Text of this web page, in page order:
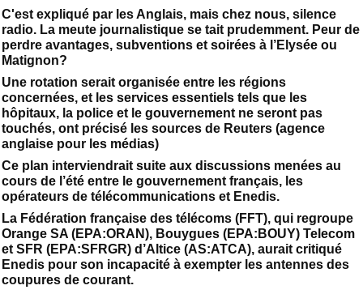
C'est expliqué par les Anglais, mais chez nous, silence
radio. La meute journalistique se tait prudemment. Peur de
perdre avantages, subventions et soirées à l’Elysée ou
Matignon?
Une rotation serait organisée entre les régions
concernées, et les services essentiels tels que les
hôpitaux, la police et le gouvernement ne seront pas
touchés, ont précisé les sources de Reuters (agence
anglaise pour les médias)
Ce plan interviendrait suite aux discussions menées au
cours de l’été entre le gouvernement français, les
opérateurs de télécommunications et Enedis.
La Fédération française des télécoms (FFT), qui regroupe
Orange SA (EPA:ORAN), Bouygues (EPA:BOUY) Telecom
et SFR (EPA:SFRGR) d’Altice (AS:ATCA), aurait critiqué
Enedis pour son incapacité à exempter les antennes des
coupures de courant.